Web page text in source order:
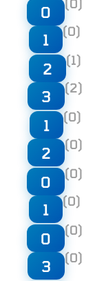
0 (0)
1 (0)
2 (1)
3 (2)
1 (0)
2 (0)
0 (0)
1 (0)
0 (0)
3 (0)